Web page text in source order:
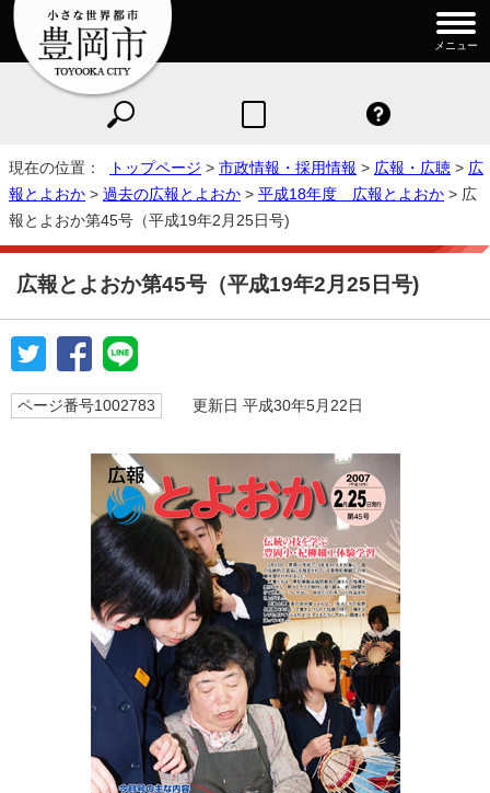
メニュー
現在の位置： トップページ > 市政情報・採用情報 > 広報・広聴 > 広
報とよおか > 過去の広報とよおか > 平成18年度 広報とよおか > 広
報とよおか第45号（平成19年2月25日号)
広報とよおか第45号（平成19年2月25日号)
ページ番号1002783 更新日 平成30年5月22日